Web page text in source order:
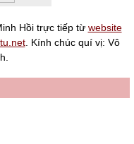
Hồi trực tiếp từ website
. Kính chúc quí vị: Vô